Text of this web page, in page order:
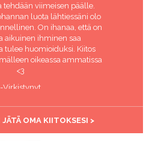
tehdään viimeisen päälle.
luota lähtiessäni olo
On ihanaa, että on
aikuinen ihminen saa
tulee huomioiduksi. Kiitos
oikeassa ammatissa
<3
-Virkistynyt
JÄTÄ OMA KIITOKSESI >